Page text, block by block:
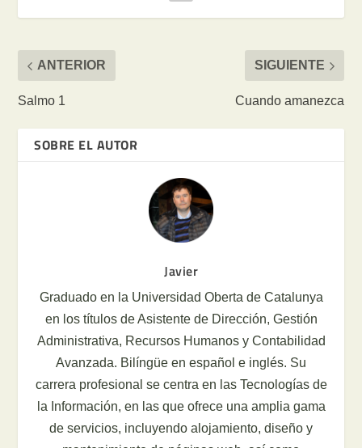
ANTERIOR
Salmo 1
SIGUIENTE
Cuando amanezca
SOBRE EL AUTOR
Javier
Graduado en la Universidad Oberta de Catalunya
en los títulos de Asistente de Dirección, Gestión
Administrativa, Recursos Humanos y Contabilidad
Avanzada. Bilíngüe en español e inglés. Su
carrera profesional se centra en las Tecnologías de
la Información, en las que ofrece una amplia gama
de servicios, incluyendo alojamiento, diseño y